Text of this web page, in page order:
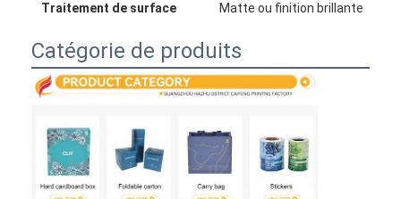
Traitement de surface
Matte ou finition brillante
Catégorie de produits